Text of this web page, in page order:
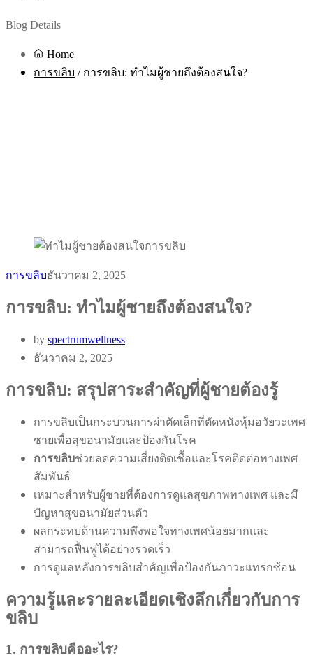
Blog Details
Home
การขลิบ / การขลิบ: ทำไมผู้ชายถึงต้องสนใจ?
การขลิบธันวาคม 2, 2025
การขลิบ: ทำไมผู้ชายถึงต้องสนใจ?
by spectrumwellness
ธันวาคม 2, 2025
การขลิบ: สรุปสาระสำคัญที่ผู้ชายต้องรู้
การขลิบเป็นกระบวนการผ่าตัดเล็กที่ตัดหนังหุ้มอวัยวะเพศ
ชายเพื่อสุขอนามัยและป้องกันโรค
การขลิบช่วยลดความเสี่ยงติดเชื้อและโรคติดต่อทางเพศ
สัมพันธ์
เหมาะสำหรับผู้ชายที่ต้องการดูแลสุขภาพทางเพศ และมี
ปัญหาสุขอนามัยส่วนตัว
ผลกระทบด้านความพึงพอใจทางเพศน้อยมากและ
สามารถฟื้นฟูได้อย่างรวดเร็ว
การดูแลหลังการขลิบสำคัญเพื่อป้องกันภาวะแทรกซ้อน
ความรู้และรายละเอียดเชิงลึกเกี่ยวกับการ
ขลิบ
1. การขลิบคืออะไร?